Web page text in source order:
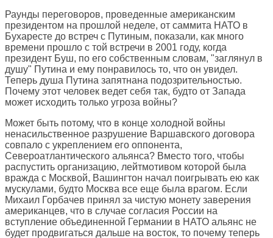
Раунды переговоров, проведенные американским
президентом на прошлой неделе, от саммита НАТО в
Бухаресте до встреч с Путиным, показали, как много
времени прошло с той встречи в 2001 году, когда
президент Буш, по его собственным словам, "заглянул в
душу" Путина и ему понравилось то, что он увидел.
Теперь душа Путина запятнана подозрительностью.
Почему этот человек ведет себя так, будто от Запада
может исходить только угроза войны?
Может быть потому, что в конце холодной войны
ненасильственное разрушение Варшавского договора
совпало с укреплением его оппонента,
Североатлантического альянса? Вместо того, чтобы
распустить организацию, лейтмотивом которой была
вражда с Москвой, Вашингтон начал поигрывать ею как
мускулами, будто Москва все еще была врагом. Если
Михаил Горбачев принял за чистую монету заверения
американцев, что в случае согласия России на
вступление объединенной Германии в НАТО альянс не
будет продвигаться дальше на восток, то почему теперь